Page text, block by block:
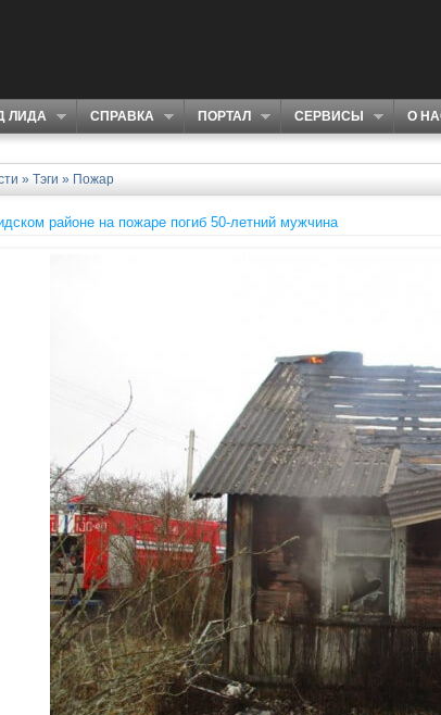
ЛИДА СПРАВКА ПОРТАЛ СЕРВИСЫ О
» Тэги » Пожар
районе на пожаре погиб 50-летний мужчина